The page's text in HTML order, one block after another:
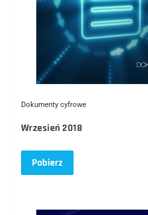
Dokumenty cyfrowe
Wrzesień 2018
Pobierz